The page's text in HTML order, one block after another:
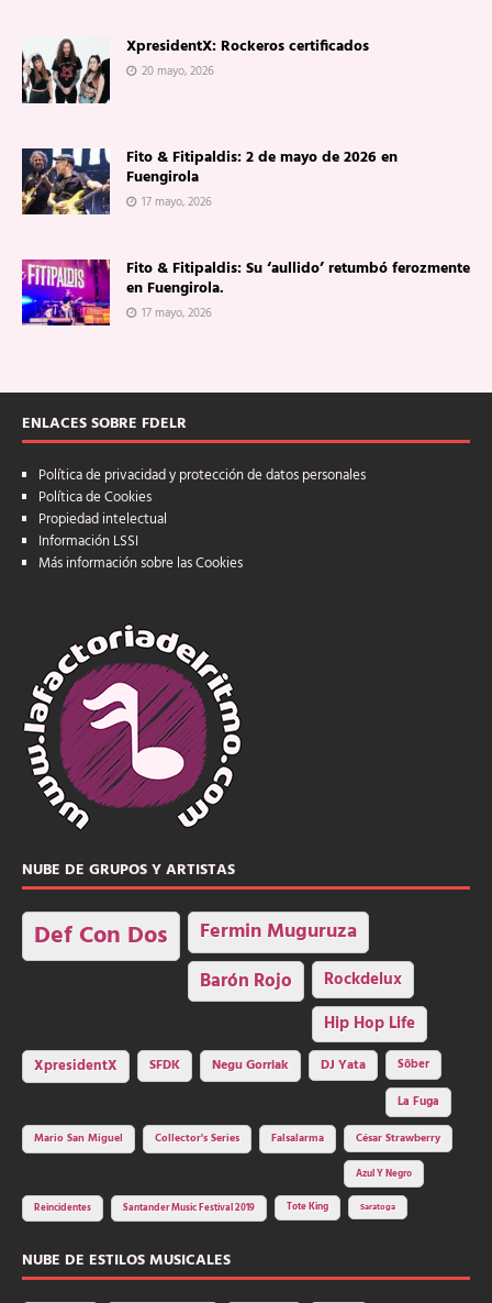
XpresidentX: Rockeros certificados
20 mayo, 2026
Fito & Fitipaldis: 2 de mayo de 2026 en
Fuengirola
17 mayo, 2026
Fito & Fitipaldis: Su ‘aullido’ retumbó ferozmente
en Fuengirola.
17 mayo, 2026
ENLACES SOBRE FDELR
Política de privacidad y protección de datos personales
Política de Cookies
Propiedad intelectual
Información LSSI
Más información sobre las Cookies
NUBE DE GRUPOS Y ARTISTAS
Def Con Dos Fermin Muguruza
Barón Rojo Rockdelux
Hip Hop Life
XpresidentX SFDK Negu Gorriak DJ Yata
Sôber
La Fuga
Mario San Miguel
Collector's Series Falsalarma César Strawberry
Azul Y Negro
Reincidentes Santander Music Festival 2019 Tote King Saratoga
NUBE DE ESTILOS MUSICALES